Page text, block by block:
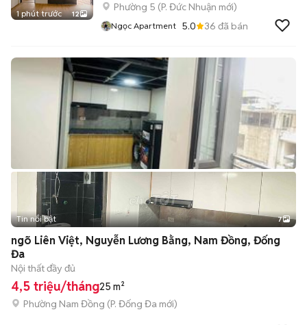
1 phút trước 12
Phường 5 (P. Đức Nhuận mới)
Ngọc Apartment 5.0 36 đã bán
+2
Tin nổi bật 7
ngõ Liên Việt, Nguyễn Lương Bằng, Nam Đồng, Đống
Đa
Nội thất đầy đủ
4,5 triệu/tháng25 m²
Phường Nam Đồng (P. Đống Đa mới)